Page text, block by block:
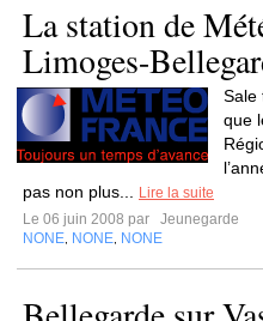
La station de
Limoges-
Sale
que
pas non plus...
Lire la suite
Le 06 juin 2008 par
Jeunegarde
NONE NONE NONE